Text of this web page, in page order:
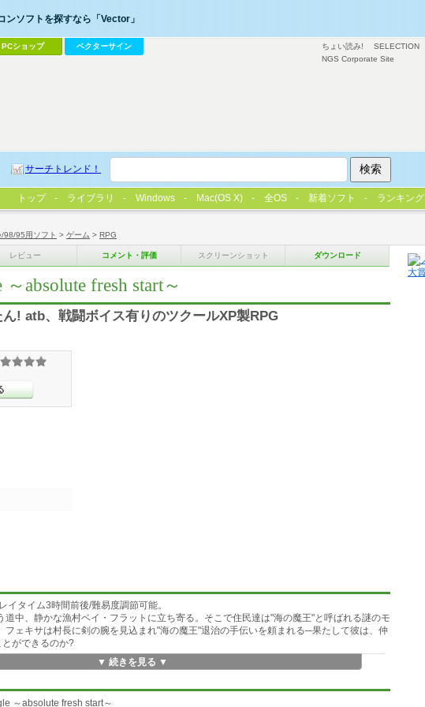
98/95用ソフト > ゲーム > RPG
レビュー コメント・評価 スクリーンショット ダウンロード
absolute fresh start～
! atb、戦闘ボイス有りのツクールXP製RPG
イタイム3時間前後/難易度調節可能。
道中、静かな漁村ベイ・フラットに立ち寄る。そこで住民達は"海の魔王"と呼ばれる謎のモ
フェキサは村長に剣の腕を見込まれ"海の魔王"退治の手伝いを頼まれる─果たして彼は、仲
ができるのか?
クル「ぶつり庵」にて公開しております。スクリーンショット閲覧はそちらからお願いし
▼ 続きを見る ▼
～absolute fresh start～
ちょい読み! SELECTION
NGS Corporate Site
ンソフトを探すなら「Vector」
PCショップ ベクターサイン
サーチトレンド！
トップ ライブラリ Windows Mac(OS X) 全OS 新着ソフト ランキング